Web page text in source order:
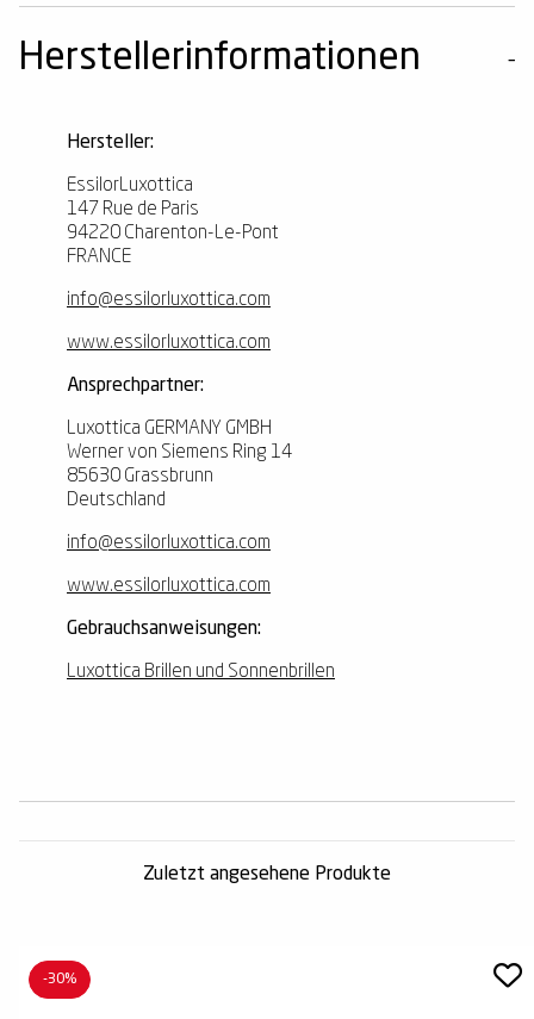
Herstellerinformationen
Hersteller:
EssilorLuxottica
147 Rue de Paris
94220 Charenton-Le-Pont
FRANCE
info@essilorluxottica.com
www.essilorluxottica.com
Ansprechpartner:
Luxottica GERMANY GMBH
Werner von Siemens Ring 14
85630 Grassbrunn
Deutschland
info@essilorluxottica.com
www.essilorluxottica.com
Gebrauchsanweisungen:
Luxottica Brillen und Sonnenbrillen
Zuletzt angesehene Produkte
-30%